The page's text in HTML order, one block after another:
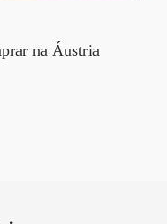
na Áustria